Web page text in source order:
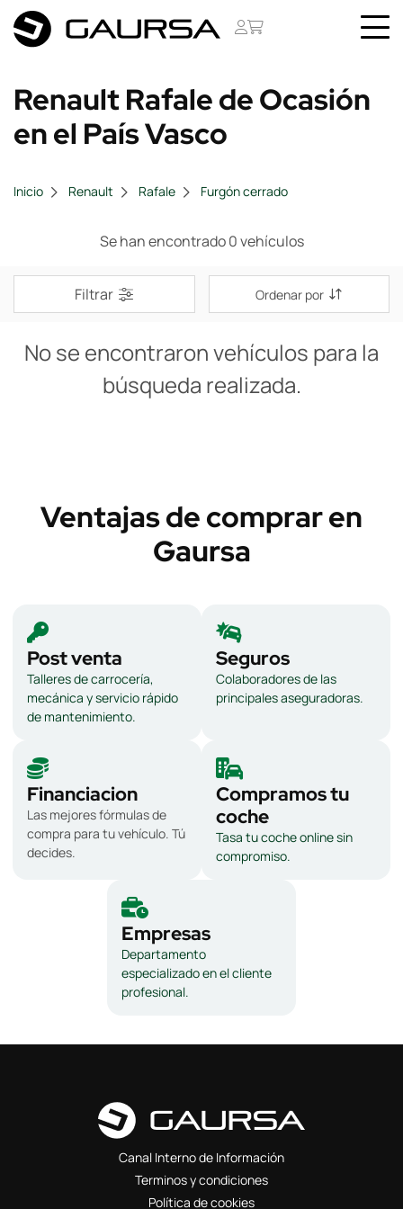
Renault Rafale de Ocasión
en el País Vasco
Inicio Renault Rafale Furgón cerrado
Se han encontrado 0 vehículos
Filtrar Ordenar por
No se encontraron vehículos para la
búsqueda realizada.
Ventajas de comprar en
Gaursa
Post venta
Talleres de carrocería,
mecánica y servicio rápido
de mantenimiento.
Seguros
Colaboradores de las
principales aseguradoras.
Financiacion
Las mejores fórmulas de
compra para tu vehículo. Tú
decides.
Compramos tu
coche
Tasa tu coche online sin
compromiso.
Empresas
Departamento
especializado en el cliente
profesional.
Canal Interno de Información
Terminos y condiciones
Política de cookies